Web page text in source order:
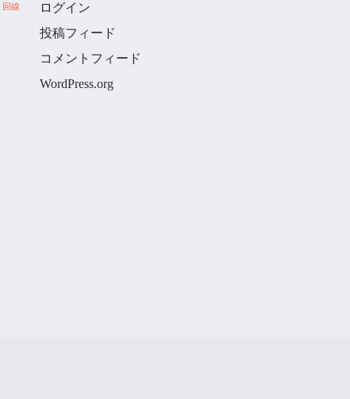
回線
ログイン
投稿フィード
コメントフィード
WordPress.org